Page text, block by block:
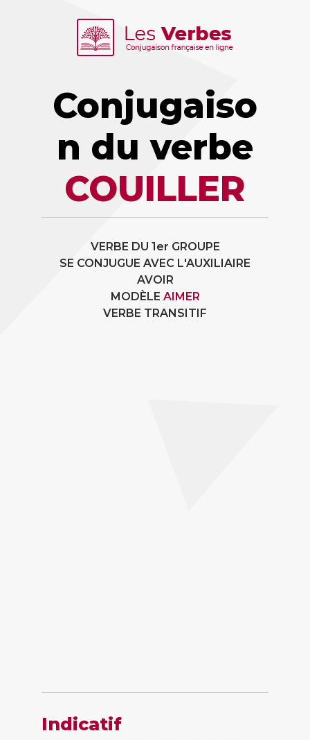
Conjugaiso
n du verbe
COUILLER
VERBE DU 1er GROUPE
SE CONJUGUE AVEC L'AUXILIAIRE
AVOIR
MODÈLE AIMER
VERBE TRANSITIF
Indicatif